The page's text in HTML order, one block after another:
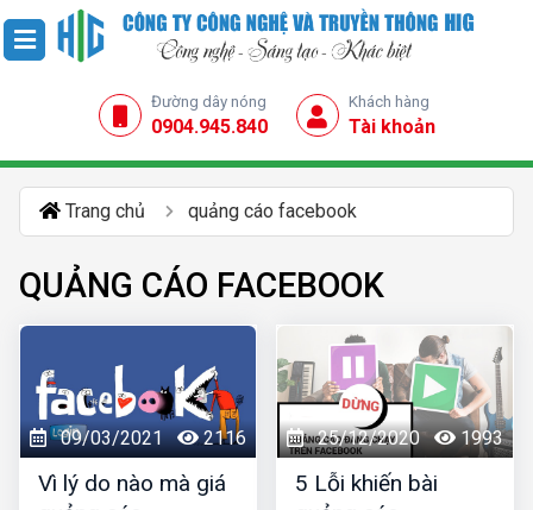
Đường dây nóng
0904.945.840
Khách hàng
Tài khoản
Trang chủ quảng cáo facebook
QUẢNG CÁO FACEBOOK
09/03/2021 2116
Vì lý do nào mà giá
25/12/2020 1993
5 Lỗi khiến bài